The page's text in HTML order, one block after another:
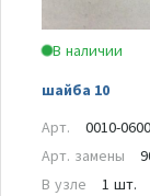
В наличии
шайба 10
Арт.
0010-
Арт. замены
В узле
1 шт.